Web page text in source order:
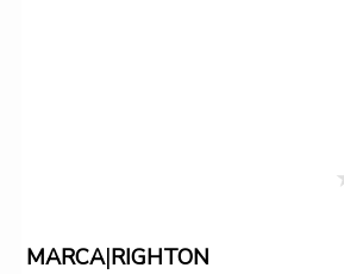
MARCA|RIGHTON